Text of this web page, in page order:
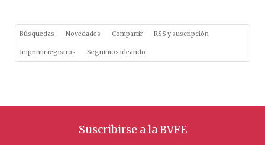
Búsquedas Novedades Compartir RSS y suscripción
Imprimir registros Seguimos ideando
Suscribirse a la BVFE